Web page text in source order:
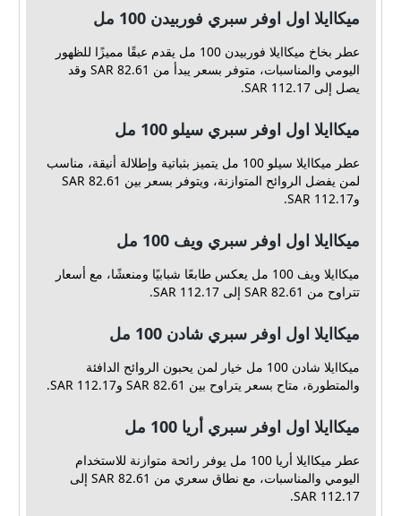
ميكاايلا اول اوفر سبري فوربيدن 100 مل
عطر بخاخ ميكاايلا فوربيدن 100 مل يقدم عبقًا مميزًا للظهور
اليومي والمناسبات، متوفر بسعر يبدأ من 82.61 SAR وقد
يصل إلى 112.17 SAR.
ميكاايلا اول اوفر سبري سيلو 100 مل
عطر ميكاايلا سيلو 100 مل يتميز بثباتية وإطلالة أنيقة، مناسب
لمن يفضل الروائح المتوازنة، ويتوفر بسعر بين 82.61 SAR
و112.17 SAR.
ميكاايلا اول اوفر سبري ويف 100 مل
ميكاايلا ويف 100 مل يعكس طابعًا شبابيًا ومنعشًا، مع أسعار
تتراوح من 82.61 SAR إلى 112.17 SAR.
ميكاايلا اول اوفر سبري شادن 100 مل
ميكاايلا شادن 100 مل خيار لمن يحبون الروائح الدافئة
والمتطورة، متاح بسعر يتراوح بين 82.61 SAR و112.17 SAR.
ميكاايلا اول اوفر سبري أريا 100 مل
عطر ميكاايلا أريا 100 مل يوفر رائحة متوازنة للاستخدام
اليومي والمناسبات، مع نطاق سعري من 82.61 SAR إلى
112.17 SAR.